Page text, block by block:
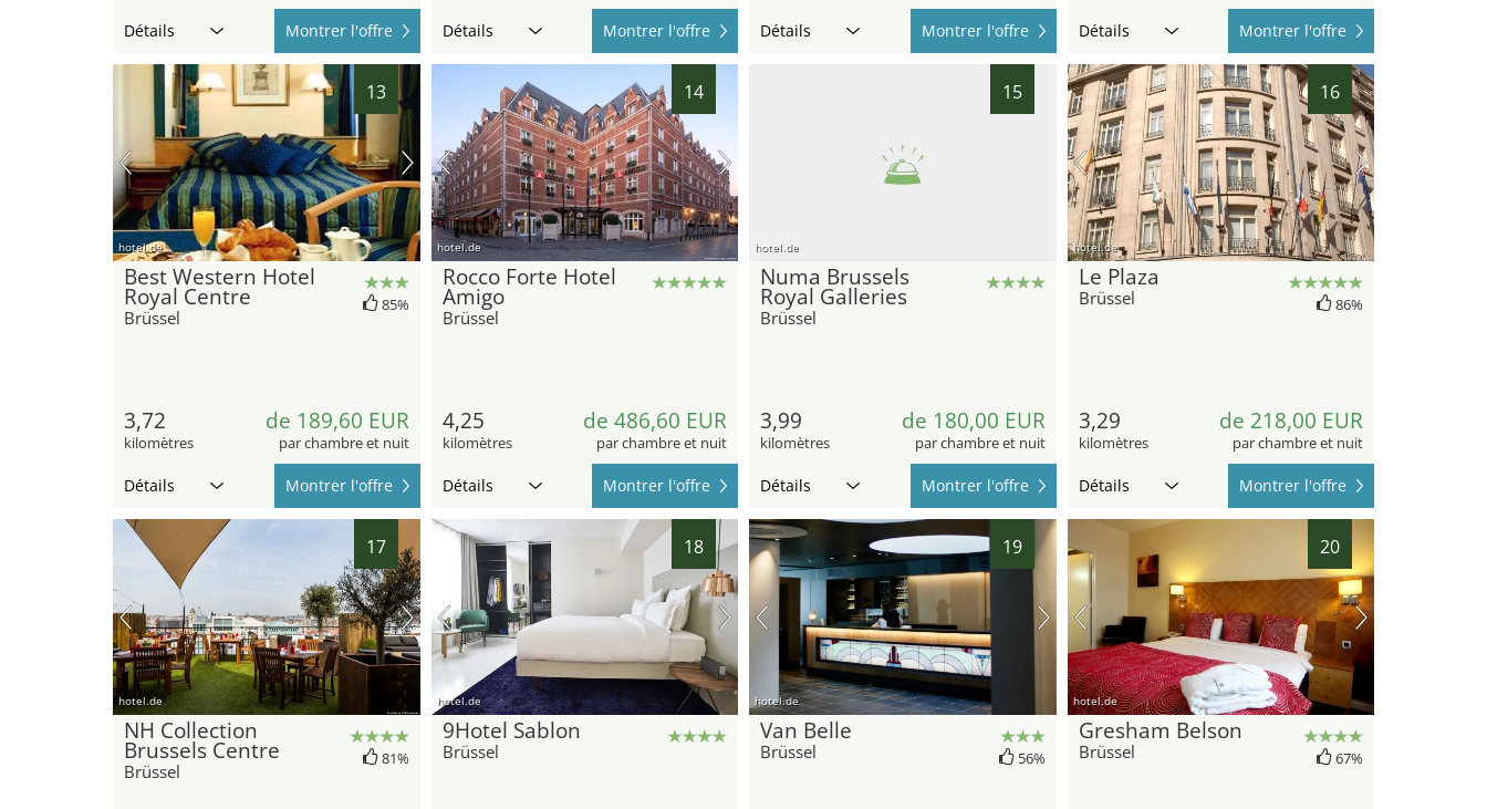
Détails Montrer l'offre Détails Montrer l'offre Détails Montrer l'offre Détails Montrer l'offre
13
hotel.de
Best Western Hotel
Royal Centre
Brüssel
85%
3,72
kilomètres
de 189,60 EUR
par chambre et nuit
Détails Montrer l'offre
14
hotel.de
Rocco Forte Hotel
Amigo
Brüssel
4,25
kilomètres
de 486,60 EUR
par chambre et nuit
Détails Montrer l'offre
15
hotel.de
Numa Brussels
Royal Galleries
Brüssel
3,99
kilomètres
de 180,00 EUR
par chambre et nuit
Détails Montrer l'offre
16
hotel.de
Le Plaza
Brüssel 86%
3,29
kilomètres
de 218,00 EUR
par chambre et nuit
Détails Montrer l'offre
17
hotel.de
NH Collection
Brussels Centre
Brüssel
81%
18
hotel.de
9Hotel Sablon
Brüssel
19
hotel.de
Van Belle
Brüssel 56%
20
hotel.de
Gresham Belson
Brüssel 67%